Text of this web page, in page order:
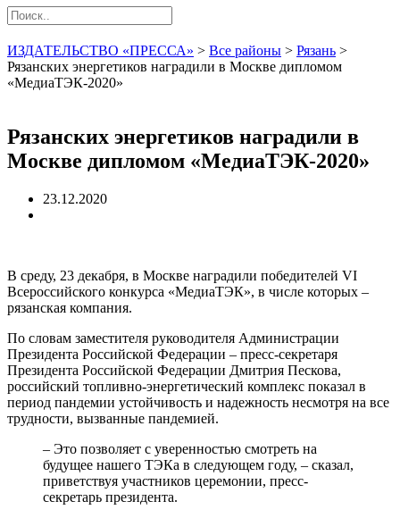
ИЗДАТЕЛЬСТВО «ПРЕССА» > Все районы > Рязань >
Рязанских энергетиков наградили в Москве дипломом
«МедиаТЭК-2020»
Рязанских энергетиков наградили в
Москве дипломом «МедиаТЭК-2020»
23.12.2020
В среду, 23 декабря, в Москве наградили победителей VI
Всероссийского конкурса «МедиаТЭК», в числе которых –
рязанская компания.
По словам заместителя руководителя Администрации
Президента Российской Федерации – пресс-секретаря
Президента Российской Федерации Дмитрия Пескова,
российский топливно-энергетический комплекс показал в
период пандемии устойчивость и надежность несмотря на все
трудности, вызванные пандемией.
– Это позволяет с уверенностью смотреть на
будущее нашего ТЭКа в следующем году, – сказал,
приветствуя участников церемонии, пресс-
секретарь президента.